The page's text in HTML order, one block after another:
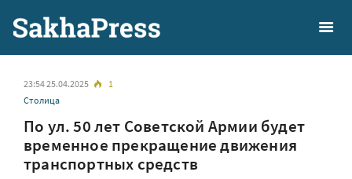
23:54 25.04.2025
1
Столица
По ул. 50 лет Советской Армии будет
временное прекращение движения
транспортных средств